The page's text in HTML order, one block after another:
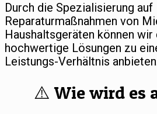
Durch die Spezialisierung auf
Reparaturmaßnahmen von
Haushaltsgeräten können
hochwertige Lösungen zu
Leistungs-Verhältnis
⚠️ Wie wird es